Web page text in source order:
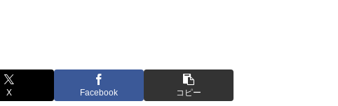
X Facebook コピー